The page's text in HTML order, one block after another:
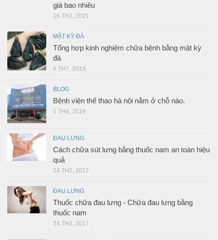
giá bao nhiêu
16 TH2, 2021
MẬT KỲ ĐÀ
Tổng hợp kinh nghiệm chữa bệnh bằng mật kỳ
đà
6 TH7, 2019
BLOG
Bệnh viện thể thao hà nội nằm ở chỗ nào.
1 TH4, 2019
ĐAU LƯNG
Cách chữa sút lưng bằng thuốc nam an toàn hiệu
quả
24 TH2, 2017
ĐAU LƯNG
Thuốc chữa đau lưng - Chữa đau lưng bằng
thuốc nam
24 TH2, 2017